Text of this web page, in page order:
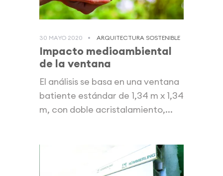
30 MAYO 2020 ARQUITECTURA SOSTENIBLE
Impacto medioambiental
de la ventana
El análisis se basa en una ventana
batiente estándar de 1,34 m x 1,34
m, con doble acristalamiento,...